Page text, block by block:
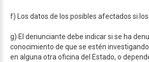
f) Los datos de los posibles afectados si los
g) El denunciante debe indicar si se ha
conocimiento de que se estén
en alguna otra oficina del Estado, o